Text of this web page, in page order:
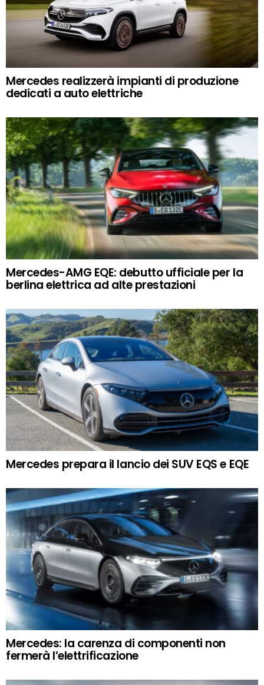
Mercedes realizzerà impianti di produzione
dedicati a auto elettriche
Mercedes-AMG EQE: debutto ufficiale per la
berlina elettrica ad alte prestazioni
Mercedes prepara il lancio dei SUV EQS e EQE
Mercedes: la carenza di componenti non
fermerà l’elettrificazione